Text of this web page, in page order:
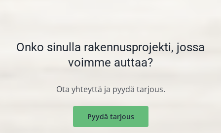
Onko sinulla rakennusprojekti, jossa
voimme auttaa?
Ota yhteyttä ja pyydä tarjous.
Pyydä tarjous